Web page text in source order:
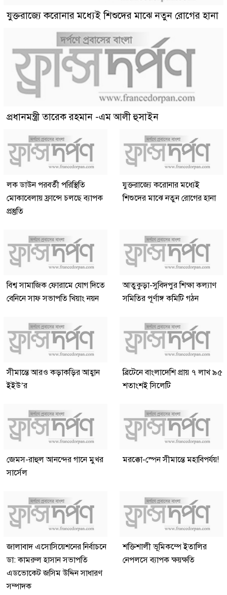
যুক্তরাজ্যে করোনার মধ্যেই শিশুদের মাঝে নতুন রোগের হানা
প্রধানমন্ত্রী তারেক রহমান -এম আলী হুসাইন
লক ডাউন পরবর্তী পরিস্থিতি
মোকাবেলায় ফ্রান্সে চলছে ব্যাপক
প্রস্তুতি
যুক্তরাজ্যে করোনার মধ্যেই
শিশুদের মাঝে নতুন রোগের হানা
বিশ্ব সামাজিক ফোরামে যোগ দিতে
বেনিনে সাফ সভাপতি খিয়াং নয়ন
আতুকুড়া-সুবিদপুর শিক্ষা কল্যাণ
সমিতির পূর্ণাঙ্গ কমিটি গঠন
সীমান্তে আরও কড়াকড়ির আহ্বান
ইইউ’র
ব্রিটেনে বাংলাদেশি প্রায় ৭ লাখ ৯৫
শতাংশই সিলেটি
জেমস-রাহুল আনন্দের গানে মুখর
সার্সেল
মরক্কো-স্পেন সীমান্তে মহাবিপর্যয়!
জালাবাদ এসোসিয়েশনের নির্বাচনে
ডা: কামরুল হাসান সভাপতি
এডভোকেট জসিম উদ্দিন সাধারণ
সম্পাদক
শক্তিশালী ভূমিকম্পে ইতালির
নেপলসে ব্যাপক ক্ষয়ক্ষতি